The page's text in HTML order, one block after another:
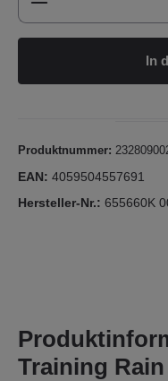
In
Produktnummer:
EAN: 4059504557691
Hersteller-Nr.: 655660K
Training